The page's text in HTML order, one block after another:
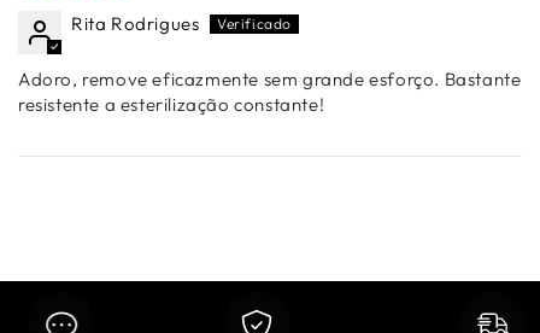
Rita Rodrigues
Adoro, remove eficazmente sem grande esforço. Bastante
resistente a esterilização constante!